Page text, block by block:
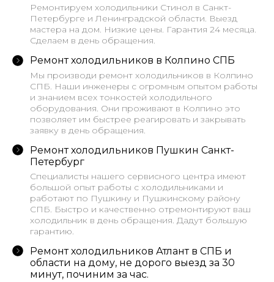
Ремонтируем холодильники Стинол в Санкт-
Петербурге и Ленинградской области. Выезд
мастера на дом. Низкие цены. Гарантия 24 месяца.
Сделаем в день обращения.
Ремонт холодильников в Колпино СПБ
Мы производи ремонт холодильников в Колпино
СПБ. Наши инженеры с огромным опытом работы
и знанием всех тонкостей холодильного
оборудования. Они проживают в Колпино это
позволяет им быстрее реагировать и закрывать
заявку в день обращения.
Ремонт холодильников Пушкин Санкт-
Петербург
Специалисты нашего сервисного центра имеют
большой опыт работы с холодильниками и
работают по Пушкину и Пушкинскому району
СПБ. Быстро и качественно отремонтируют ваш
холодильник в день обращения. Дадут большую
гарантию.
Ремонт холодильников Атлант в СПБ и
области на дому, не дорого выезд за 30
минут, починим за час.